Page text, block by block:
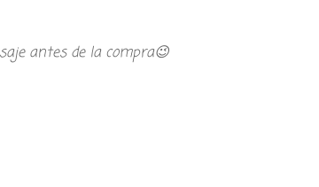
antes de la compra😉